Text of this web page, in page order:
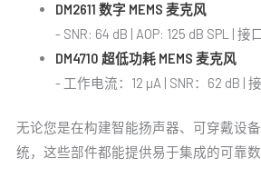
DM2611 数字 MEMS 麦克风
- SNR: 64 dB | AOP: 125 dB SPL | 接
DM4710 超低功耗 MEMS 麦克风
- 工作电流：12 µA | SNR：62 dB |
无论您是在构建智能扬声器、可穿戴设
统，这些部件都能提供易于集成的可靠数